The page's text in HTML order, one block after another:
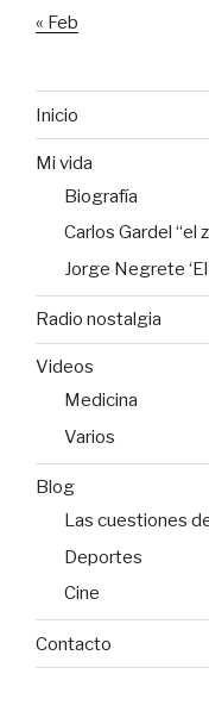
« Feb
Inicio
Mi vida
Biografía
Carlos Gardel “el
Jorge Negrete
Radio nostalgia
Videos
Medicina
Varios
Blog
Las cuestiones
Deportes
Cine
Contacto